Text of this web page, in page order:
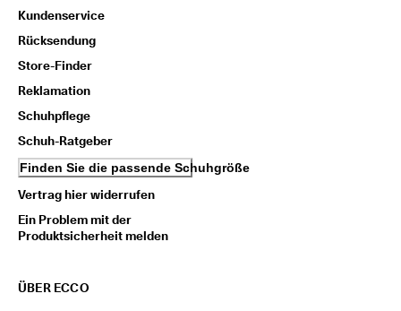
Kundenservice
Rücksendung
Store-Finder
Reklamation
Schuhpflege
Schuh-Ratgeber
Finden Sie die passende Schuhgröße
Vertrag hier widerrufen
Ein Problem mit der
Produktsicherheit melden
ÜBER ECCO